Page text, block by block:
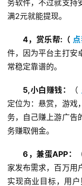
务软件，不过就支持
满2元就能提现。
4，赏乐帮:（
件，因为平台主打安
常稳定靠谱的。
5,小白赚钱： （
定位为：悬赏，游戏
务，自己赚上游广告
务赚取佣金。
6，兼蛋APP：
家发布需求，百万用
实现商业目标，用